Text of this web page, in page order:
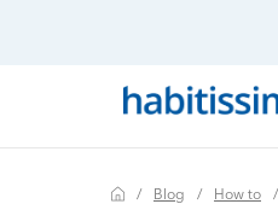
Blog How to